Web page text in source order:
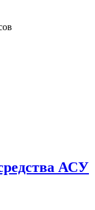
АСУ